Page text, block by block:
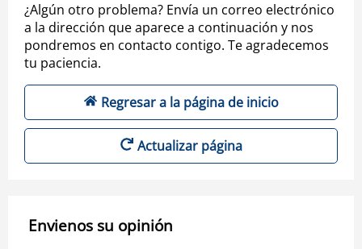
¿Algún otro problema? Envía un correo electrónico
a la dirección que aparece a continuación y nos
pondremos en contacto contigo. Te agradecemos
tu paciencia.
Regresar a la página de inicio
Actualizar página
Envienos su opinión